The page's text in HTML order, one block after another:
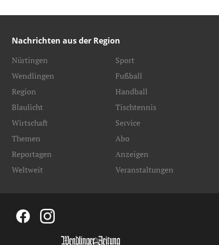
Nachrichten aus der Region
Nürtingen
Wendlingen
Region
Blaulicht
Sport
Fußball
Handball
Tischtennis
Wirtschaft
Themen
Reportagen
Weltweit
Service
Abo
Anzeigen
Veranstaltungen